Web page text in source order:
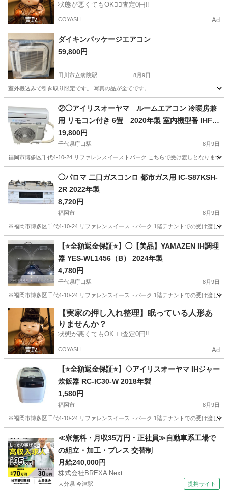
状態が悪くてもOK🙆‍♀️査定0円‼️
COYASH Ad
ダイキンパッケージエアコン
59,800円
田川市立病院駅 8月9日
室外機込みで引き取り限定です。 写真の品が全てです。
田川市立病院駅 季節、空調家電
②◯アイリスオーヤマ ルームエアコン 冷暖房兼
用 リモコン付き 6畳 2020年製 室内機型番 IHF-2
204G 室外機型番 IHR-2204G
19,800円
千代県庁口駅 8月9日
福岡市博多区千代4-10-24 リファレンスイーストパーク こちらで受け渡しとなりま
千代県庁口駅 季節、空調家電
◯パロマ 二口ガスコンロ 都市ガス用 IC-S87KSH-
2R 2022年製
8,720円
福岡市 8月9日
※福岡市博多区千代4-10-24 リファレンスイーストパーク 1階テナントでの受け渡し
福岡 福岡市 キッチン家電 商品
【⭐️全額返金保証⭐️】◯【美品】YAMAZEN IH調理
器 YES-WL1456（B） 2024年製
4,780円
千代県庁口駅 8月9日
※福岡市博多区千代4-10-24 リファレンスイーストパーク 1階テナントでの受け渡し
福岡 福岡市 千代県庁口駅 キッチン家電 商品
【実家の押し入れ整理】眠っている人形あ
りませんか？
状態が悪くてもOK🙆‍♀️査定0円‼️
COYASH Ad
【⭐️全額返金保証⭐️】◇アイリスオーヤマ IHジャー
炊飯器 RC-IC30-W 2018年製
1,580円
福岡市 8月9日
※福岡市博多区千代4-10-24 リファレンスイーストパーク 1階テナントでの受け渡し
キッチン家電 商品
≪寮無料・月収35万円・正社員≫自動車系工場で
の組立・加工・プレス 交替制
月給240,000円
株式会社BREXA Next
大分県 今津駅 提携サイト